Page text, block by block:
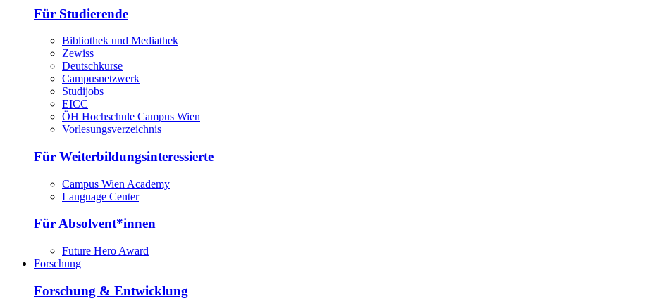
Für Studierende
Bibliothek und Mediathek
Zewiss
Deutschkurse
Campusnetzwerk
Studijobs
EICC
ÖH Hochschule Campus Wien
Vorlesungsverzeichnis
Für Weiterbildungsinteressierte
Campus Wien Academy
Language Center
Für Absolvent*innen
Future Hero Award
Forschung
Forschung & Entwicklung